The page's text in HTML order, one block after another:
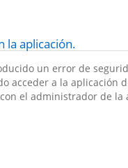
la aplicación.
un error de
acceder a la aplicación
el administrador de la